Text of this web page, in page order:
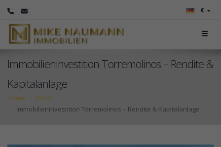
€
Immobilieninvestition Torremolinos – Rendite &
Kapitalanlage
Home
BLOG
Immobilieninvestition Torremolinos – Rendite & Kapitalanlage